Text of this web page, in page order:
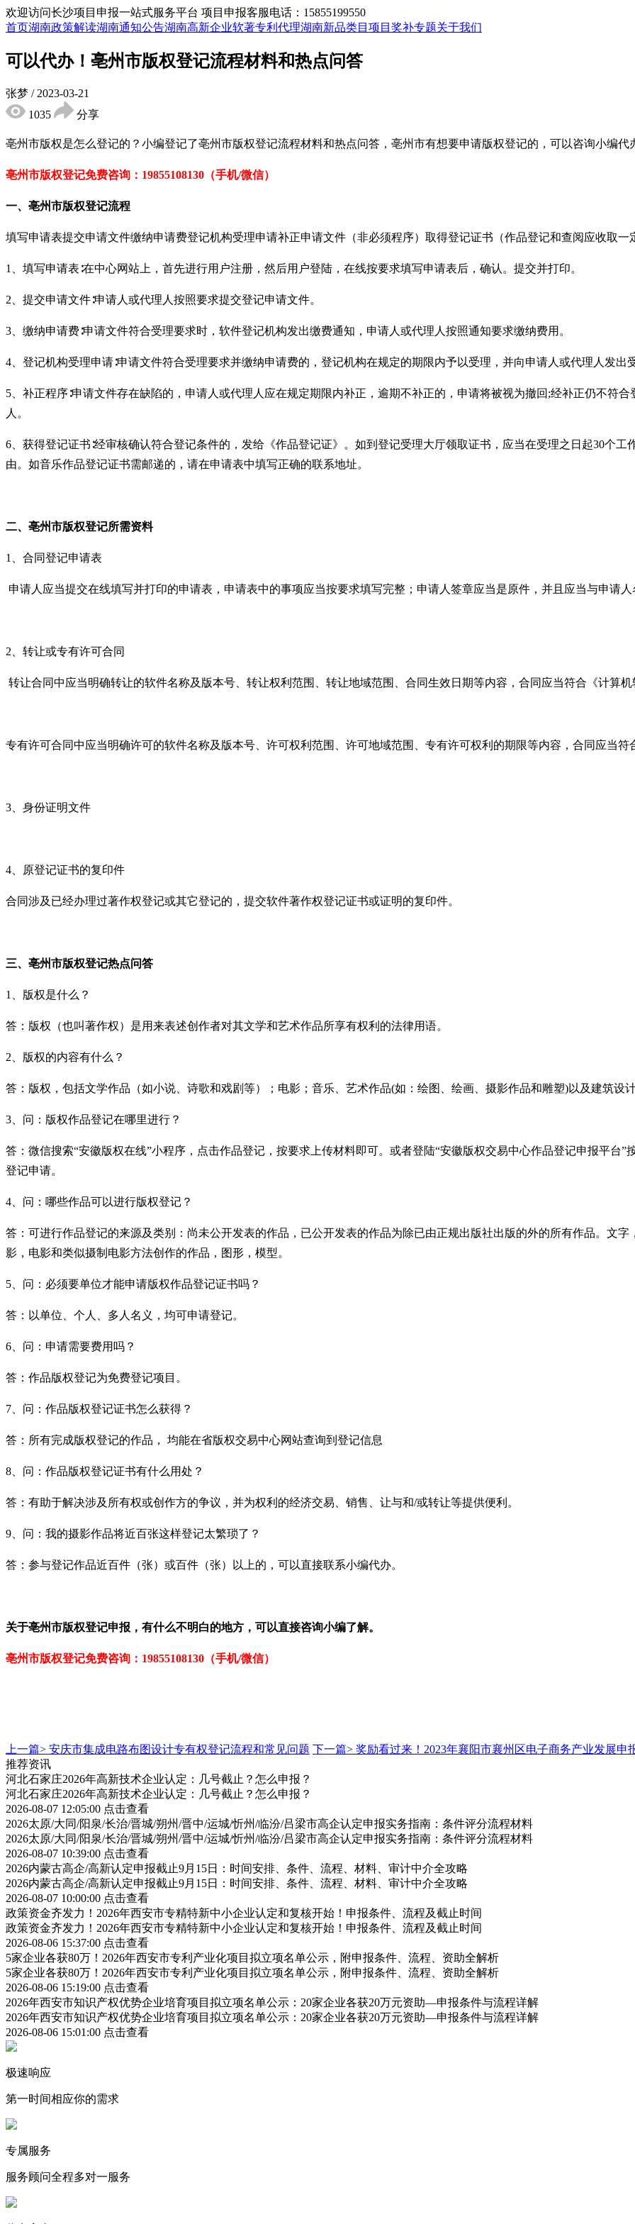
欢迎访问长沙项目申报一站式服务平台 项目申报客服电话：15855199550
首页湖南政策解读湖南通知公告湖南高新企业软著专利代理湖南新品类目 项目奖补专题关于我们
可以代办！亳州市版权登记流程材料和热点问答
张梦 / 2023-03-21
1035
分享
亳州市版权是怎么登记的？小编登记了亳州市版权登记流程材料和热点问答，亳州市有想要申请版权登记的，可以咨询小编代
亳州市版权登记免费咨询：19855108130（手机/微信）
一、 亳州市版权登记流程
填写申请表提交申请文件缴纳申请费登记机构受理申请补正申请文件（非必须程序）取得登记证书（作品登记和查阅应收取一
1、填写申请表∶在中心网站上，首先进行用户注册，然后用户登陆，在线按要求填写申请表后，确认。提交并打印。
2、提交申请文件∶申请人或代理人按照要求提交登记申请文件。
3、缴纳申请费∶申请文件符合受理要求时，软件登记机构发出缴费通知，申请人或代理人按照通知要求缴纳费用。
4、登记机构受理申请∶申请文件符合受理要求并缴纳申请费的，登记机构在规定的期限内予以受理，并向申请人或代理人发出
5、补正程序∶申请文件存在缺陷的，申请人或代理人应在规定期限内补正，逾期不补正的，申请将被视为撤回;经补正仍不符
人。
6、获得登记证书∶经审核确认符合登记条件的，发给《作品登记证》。如到登记受理大厅领取证书，应当在受理之日起30个
由。如音乐作品登记证书需邮递的，请在申请表中填写正确的联系地址。
二、 亳州市版权登记所需资料
1、合同登记申请表
申请人应当提交在线填写并打印的申请表，申请表中的事项应当按要求填写完整；申请人签章应当是原件，并且应当与申请人
2、转让或专有许可合同
转让合同中应当明确转让的软件名称及版本号、转让权利范围、转让地域范围、合同生效日期等内容，合同应当符合《计算
专有许可合同中应当明确许可的软件名称及版本号、许可权利范围、许可地域范围、专有许可权利的期限等内容，合同应当符
3、身份证明文件
4、原登记证书的复印件
合同涉及已经办理过著作权登记或其它登记的，提交软件著作权登记证书或证明的复印件。
三、亳州市版权登记热点问答
1、版权是什么？
答：版权（也叫著作权）是用来表述创作者对其文学和艺术作品所享有权利的法律用语。
2、版权的内容有什么？
答：版权，包括文学作品（如小说、诗歌和戏剧等）；电影；音乐、艺术作品(如：绘图、绘画、摄影作品和雕塑)以及建筑设计
3、问：版权作品登记在哪里进行？
答：微信搜索“安徽版权在线”小程序，点击作品登记，按要求上传材料即可。或者登陆“安徽版权交易中心作品登记申报平台
登记申请。
4、问：哪些作品可以进行版权登记？
答：可进行作品登记的来源及类别：尚未公开发表的作品，已公开发表的作品为除已由正规出版社出版的外的所有作品。文
影，电影和类似摄制电影方法创作的作品，图形，模型。
5、问：必须要单位才能申请版权作品登记证书吗？
答：以单位、个人、多人名义，均可申请登记。
6、问：申请需要费用吗？
答：作品版权登记为免费登记项目。
7、问：作品版权登记证书怎么获得？
答：所有完成版权登记的作品， 均能在省版权交易中心网站查询到登记信息
8、问：作品版权登记证书有什么用处？
答：有助于解决涉及所有权或创作方的争议，并为权利的经济交易、销售、让与和/或转让等提供便利。
9、问：我的摄影作品将近百张这样登记太繁琐了？
答：参与登记作品近百件（张）或百件（张）以上的，可以直接联系小编代办。
关于亳州市版权登记申报，有什么不明白的地方，可以直接咨询小编了解。
亳州市版权登记免费咨询：19855108130（手机/微信）
上一篇> 安庆市集成电路布图设计专有权登记流程和常见问题 下一篇> 奖励看过来！2023年襄阳市襄州区电子商务产业发展申
推荐资讯
河北石家庄2026年高新技术企业认定：几号截止？怎么申报？
河北石家庄2026年高新技术企业认定：几号截止？怎么申报？
2026-08-07 12:05:00 点击查看
2026太原/大同/阳泉/长治/晋城/朔州/晋中/运城/忻州/临汾/吕梁市高企认定申报实务指南：条件评分流程材料
2026太原/大同/阳泉/长治/晋城/朔州/晋中/运城/忻州/临汾/吕梁市高企认定申报实务指南：条件评分流程材料
2026-08-07 10:39:00 点击查看
2026内蒙古高企/高新认定申报截止9月15日：时间安排、条件、流程、材料、审计中介全攻略
2026内蒙古高企/高新认定申报截止9月15日：时间安排、条件、流程、材料、审计中介全攻略
2026-08-07 10:00:00 点击查看
政策资金齐发力！2026年西安市专精特新中小企业认定和复核开始！申报条件、流程及截止时间
政策资金齐发力！2026年西安市专精特新中小企业认定和复核开始！申报条件、流程及截止时间
2026-08-06 15:37:00 点击查看
5家企业各获80万！2026年西安市专利产业化项目拟立项名单公示，附申报条件、流程、资助全解析
5家企业各获80万！2026年西安市专利产业化项目拟立项名单公示，附申报条件、流程、资助全解析
2026-08-06 15:19:00 点击查看
2026年西安市知识产权优势企业培育项目拟立项名单公示：20家企业各获20万元资助—申报条件与流程详解
2026年西安市知识产权优势企业培育项目拟立项名单公示：20家企业各获20万元资助—申报条件与流程详解
2026-08-06 15:01:00 点击查看
极速响应
第一时间相应你的需求
专属服务
服务顾问全程多对一服务